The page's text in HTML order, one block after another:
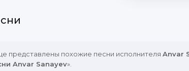
представлены похожие песни исполнителя Anvar
Anvar Sanayev».